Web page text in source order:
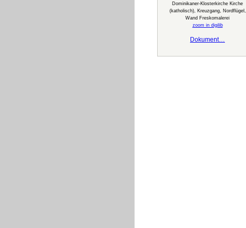
Dominikaner-Klosterkirche Kirche
(katholisch), Kreuzgang, Nordflügel,
Wand Freskomalerei
zoom in digilib
Dokument…